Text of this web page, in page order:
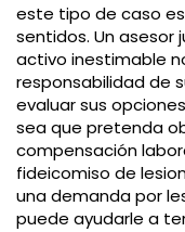
este tipo de caso
sentidos. Un asesor
activo inestimable
responsabilidad de
evaluar sus
sea que pretenda
compensación
fideicomiso de
una demanda por
puede ayudarle a